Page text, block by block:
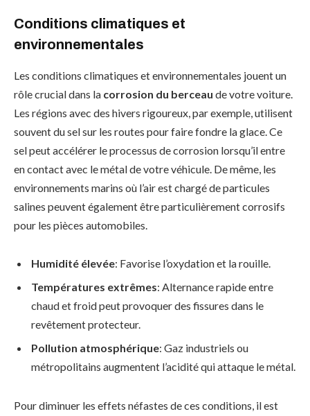
Conditions climatiques et
environnementales
Les conditions climatiques et environnementales jouent un
rôle crucial dans la corrosion du berceau de votre voiture.
Les régions avec des hivers rigoureux, par exemple, utilisent
souvent du sel sur les routes pour faire fondre la glace. Ce
sel peut accélérer le processus de corrosion lorsqu’il entre
en contact avec le métal de votre véhicule. De même, les
environnements marins où l’air est chargé de particules
salines peuvent également être particulièrement corrosifs
pour les pièces automobiles.
Humidité élevée: Favorise l’oxydation et la rouille.
Températures extrêmes: Alternance rapide entre
chaud et froid peut provoquer des fissures dans le
revêtement protecteur.
Pollution atmosphérique: Gaz industriels ou
métropolitains augmentent l’acidité qui attaque le métal.
Pour diminuer les effets néfastes de ces conditions, il est